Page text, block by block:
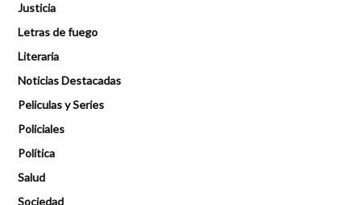
Justicia
Letras de fuego
Literaria
Noticias Destacadas
Peliculas y Series
Policiales
Política
Salud
Sociedad